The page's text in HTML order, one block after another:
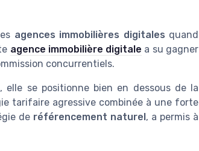
agences immobilières digitales quand
agence immobilière digitale a su gagner
concurrentiels.
elle se positionne bien en dessous de la
tarifaire agressive combinée à une forte
de référencement naturel , a permis à